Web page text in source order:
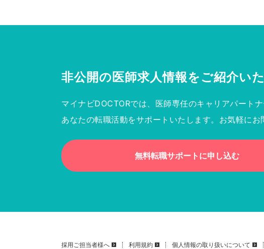
非公開の医師求人情報をご紹介い
マイナビDOCTORでは、医師専任のキャリアパート
あなたの転職活動をサポートいたします。お気軽にお
無料転職サポートに申し込む
採用ご担当者様へ 利用規約 個人情報の取り扱いについて